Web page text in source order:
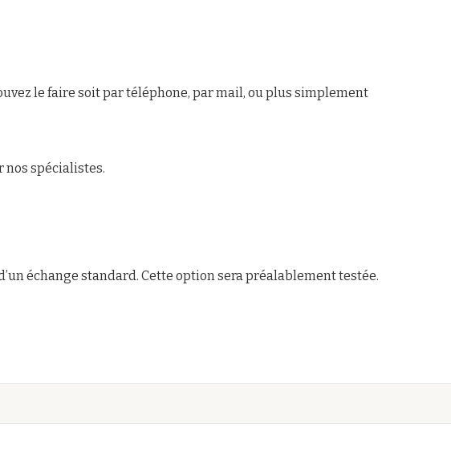
le faire soit par téléphone, par mail, ou plus simplement
nos spécialistes.
échange standard. Cette option sera préalablement testée.